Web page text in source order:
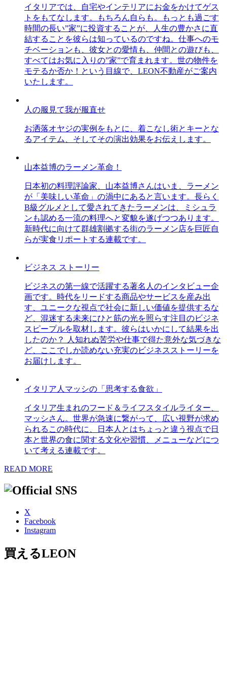
イタリアでは、自宅やインテリアにお金をかけてゲス
トをもてなします。もちろん自らも。もっとも過ごす
時間の長い”家”に投資することが、人生の豊かさに直
結することを彼らは知っているのですね。仕事へのモ
チベーションも、彼女との愛情も、仲間との遊びも、
すべてはお気に入りの”家”で育まれます。世の物件を
モテるか否か！という目線で、LEON不動産がご案内
いたします。
人の服見て我が服直せ
お洒落オヤジの実例をもとに、着こなし術とキーとな
るアイテム、そしてその演出効果をお伝えします。
山本益博のラーメン革命！
日本初の料理評論家、山本益博さんはいま、ラーメン
が「美味しい革命」の渦中にあると言います。長らく
B級グルメとして愛されてきたラーメンは、ミシュラ
ンも認める一流の料理へと変貌を遂げつつあります。
新時代に向けて群雄割拠する街のラーメン店を巨匠自
らが実食リポートする連載です。
ビジネス ストーリー
ビジネスの第一線で活躍する著名人のインタビュー企
画です。時代をリードする商品やサービスを産み出
す、ユニークな視点で社会に新しい価値を提供するな
ど、混迷する未来にひと筋の光を照らす注目のビジネ
スピープルを取材します。彼らはいかにして結果を出
したのか？ 人知れぬ苦労や仕事で得た意外な気づきな
ど、ここでしか読めない充実のビジネスストーリーを
お届けします。
イタリア人マッシの「思考する食欲」
イタリア生まれのフード＆ライフスタイルライター、
マッシさん。世界が急速に繋がって、広い視野が求め
られるこの時代に、日本人とはちょっと違う視点で日
本と世界の食に関する文化や習慣、メニューなどにつ
いて考える連載です。
READ MORE
X
Facebook
Instagram
買えるLEON